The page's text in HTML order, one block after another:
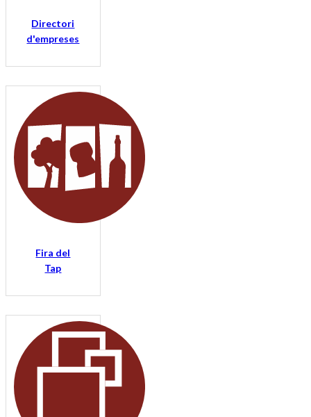
Directori
d'empreses
Fira del
Tap